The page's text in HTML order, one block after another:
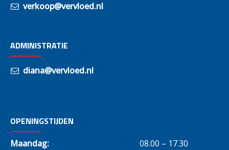
verkoop@vervloed.nl
ADMINISTRATIE
diana@vervloed.nl
OPENINGSTIJDEN
Maandag:
08.00 – 17.30